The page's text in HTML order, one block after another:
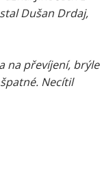
Dušan Drdaj,
na převíjení, brýle
Necítil